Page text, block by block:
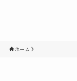
ホーム